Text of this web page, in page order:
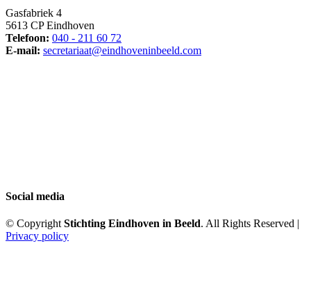
Gasfabriek 4
5613 CP Eindhoven
Telefoon: 040 - 211 60 72
E-mail: secretariaat@eindhoveninbeeld.com
Social media
© Copyright Stichting Eindhoven in Beeld. All Rights Reserved |
Privacy policy